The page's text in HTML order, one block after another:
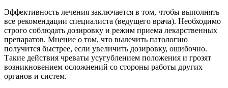
Эффективность лечения заключается в том, чтобы выполнять
все рекомендации специалиста (ведущего врача). Необходимо
строго соблюдать дозировку и режим приема лекарственных
препаратов. Мнение о том, что вылечить патологию
получится быстрее, если увеличить дозировку, ошибочно.
Такие действия чреваты усугублением положения и грозят
возникновением осложнений со стороны работы других
органов и систем.